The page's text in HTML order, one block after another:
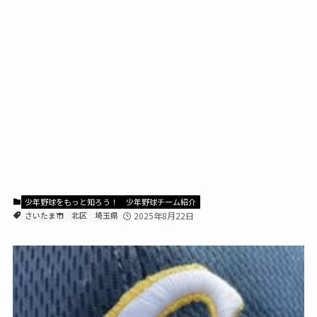
少年野球をもっと知ろう！
少年野球チーム紹介
さいたま市
北区 埼玉県 2025年8月22日